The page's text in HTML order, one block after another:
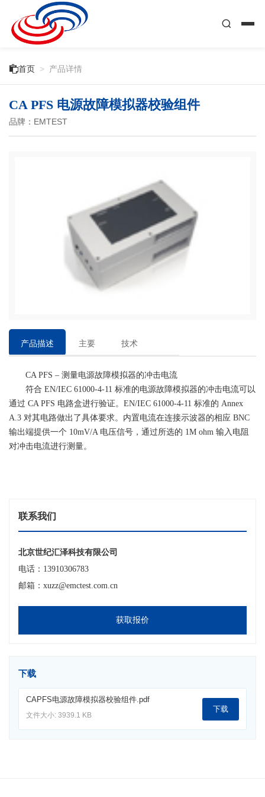
首页 > 产品详情
CA PFS 电源故障模拟器校验组件
品牌：EMTEST
产品描述
主要
技术
CA PFS – 测量电源故障模拟器的冲击电流
符合 EN/IEC 61000-4-11 标准的电源故障模拟器的冲击电流可以
通过 CA PFS 电路盒进行验证。EN/IEC 61000-4-11 标准的 Annex
A.3 对其电路做出了具体要求。内置电流在连接示波器的相应 BNC
输出端提供一个 10mV/A 电压信号，通过所选的 1M ohm 输入电阻
对冲击电流进行测量。
联系我们
北京世纪汇泽科技有限公司
电话：13910306783
邮箱：xuzz@emctest.com.cn
获取报价
下载
CAPFS电源故障模拟器校验组件.pdf
文件大小: 3939.1 KB
下载